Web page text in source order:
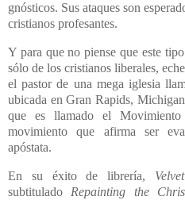
gnósticos. Sus ataques son
cristianos profesantes.
Y para que no piense que este
sólo de los cristianos liberales,
el pastor de una mega iglesia
ubicada en Gran Rapids,
que es llamado el
movimiento que afirma ser
apóstata.
En su éxito de librería,
subtitulado Repainting the